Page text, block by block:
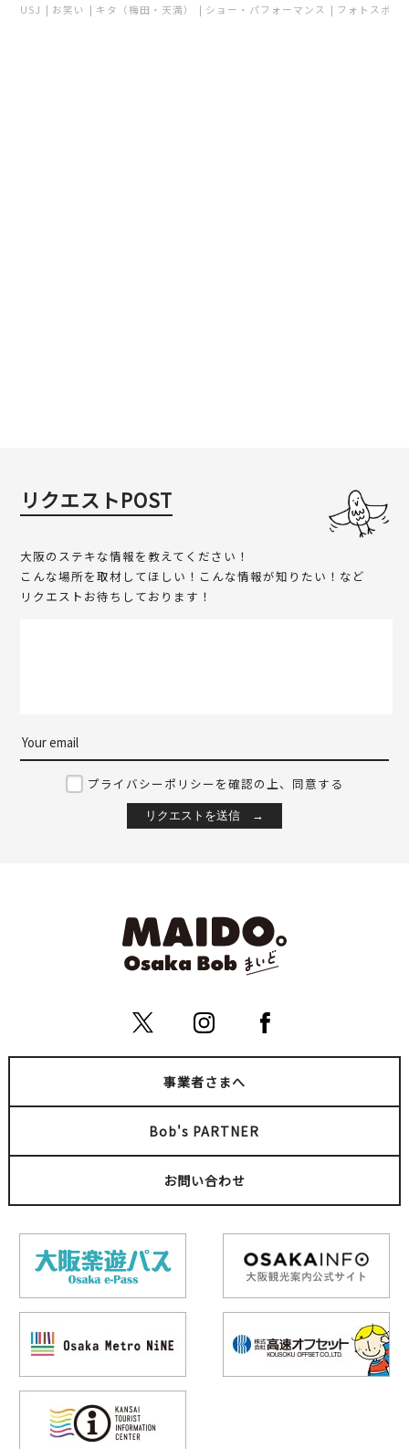
USJ お笑い キタ（梅田・天満） ショー・パフォーマンス フォトスポッ
リクエストPOST
大阪のステキな情報を教えてください！
こんな場所を取材してほしい！こんな情報が知りたい！など
リクエストお待ちしております！
プライバシーポリシーを確認の上、同意する
事業者さまへ
Bob's PARTNER
お問い合わせ